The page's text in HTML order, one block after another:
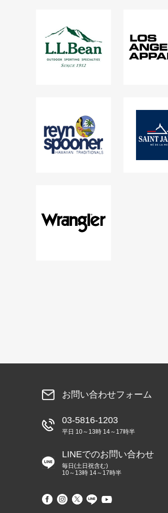
お問い合わせフォーム
03-5816-1203
平日 10～13時 14～17時半
LINEでのお問い合わせ
毎日(土日祝含む)
10～13時 14～17時半